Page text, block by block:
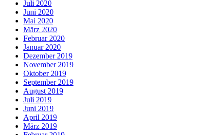
Juli 2020
Juni 2020
Mai 2020
März 2020
Februar 2020
Januar 2020
Dezember 2019
November 2019
Oktober 2019
September 2019
August 2019
Juli 2019
Juni 2019
April 2019
März 2019